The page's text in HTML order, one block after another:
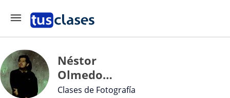
Néstor
Olmedo
López Yánac
Clases de Fotografía